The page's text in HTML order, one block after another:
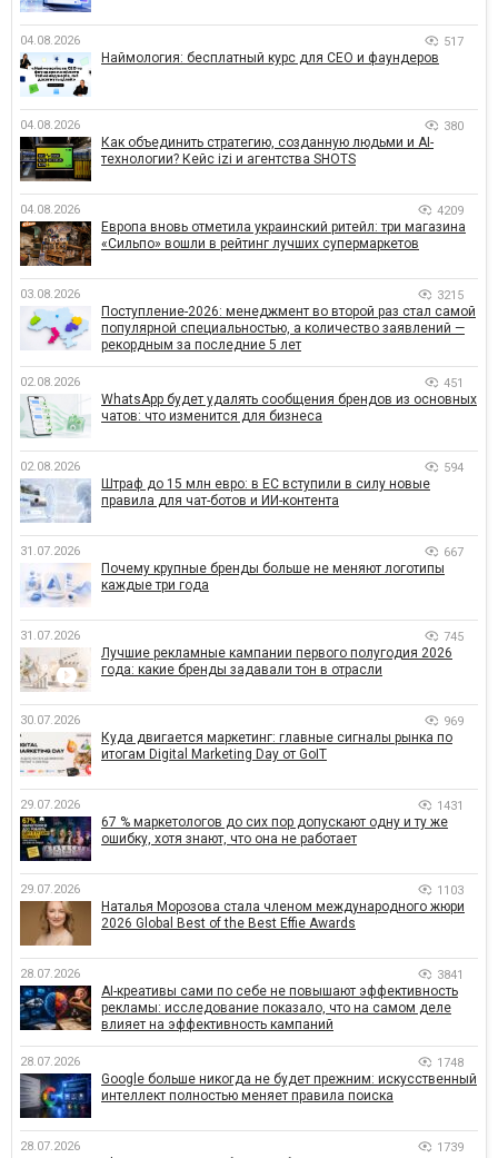
04.08.2026 517
Наймология: бесплатный курс для CEO и фаундеров
04.08.2026 380
Как объединить стратегию, созданную людьми и AI-
технологии? Кейс izi и агентства SHOTS
04.08.2026 4209
Европа вновь отметила украинский ритейл: три магазина
«Сильпо» вошли в рейтинг лучших супермаркетов
03.08.2026 3215
Поступление-2026: менеджмент во второй раз стал самой
популярной специальностью, а количество заявлений —
рекордным за последние 5 лет
02.08.2026 451
WhatsApp будет удалять сообщения брендов из основных
чатов: что изменится для бизнеса
02.08.2026 594
Штраф до 15 млн евро: в ЕС вступили в силу новые
правила для чат-ботов и ИИ-контента
31.07.2026 667
Почему крупные бренды больше не меняют логотипы
каждые три года
31.07.2026 745
Лучшие рекламные кампании первого полугодия 2026
года: какие бренды задавали тон в отрасли
30.07.2026 969
Куда двигается маркетинг: главные сигналы рынка по
итогам Digital Marketing Day от GoIT
29.07.2026 1431
67 % маркетологов до сих пор допускают одну и ту же
ошибку, хотя знают, что она не работает
29.07.2026 1103
Наталья Морозова стала членом международного жюри
2026 Global Best of the Best Effie Awards
28.07.2026 3841
AI-креативы сами по себе не повышают эффективность
рекламы: исследование показало, что на самом деле
влияет на эффективность кампаний
28.07.2026 1748
Google больше никогда не будет прежним: искусственный
интеллект полностью меняет правила поиска
28.07.2026 1739